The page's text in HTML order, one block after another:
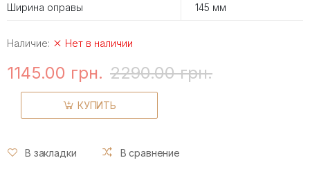
Ширина оправы 145 мм
Наличие: Нет в наличии
1145.00 грн. 2290.00 грн.
КУПИТЬ
В закладки В сравнение